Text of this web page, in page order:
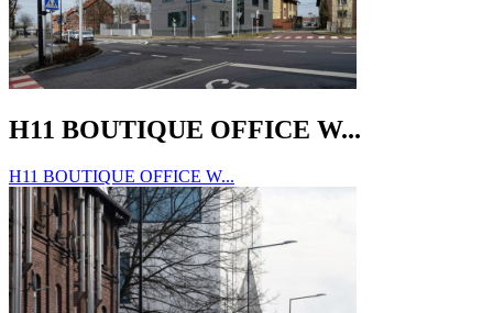
H11 BOUTIQUE OFFICE W...
H11 BOUTIQUE OFFICE W...